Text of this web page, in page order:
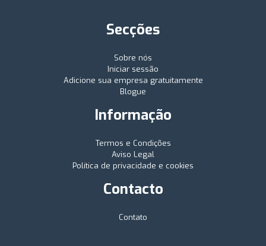
Secções
Sobre nós
Iniciar sessão
Adicione sua empresa gratuitamente
Blogue
Informação
Termos e Condições
Aviso Legal
Política de privacidade e cookies
Contacto
Contato